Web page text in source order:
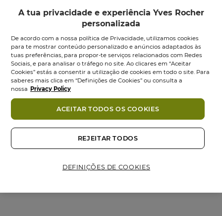
Leite de Corpo
Frasco 200 ml
em
9,95 € 16,95 €
Adicionar
Une...
Frasco 200 ml
4.8 (177)
4.8
em
estrelas.
7,95 € 12,95 €
Adicionar
A tua privacidade e experiência Yves Rocher
personalizada
De acordo com a nossa política de Privacidade, utilizamos cookies
para te mostrar conteúdo personalizado e anúncios adaptados às
tuas preferências, para propor-te serviços relacionados com Redes
Sociais, e para analisar o tráfego no site. Ao clicares em “Aceitar
Cookies” estás a consentir a utilização de cookies em todo o site. Para
saberes mais clica em “Definições de Cookies” ou consulta a
nossa Privacy Policy
DEFINIÇÕES DE COOKIES
REJEITAR TODOS
ACEITAR TODOS OS COOKIES